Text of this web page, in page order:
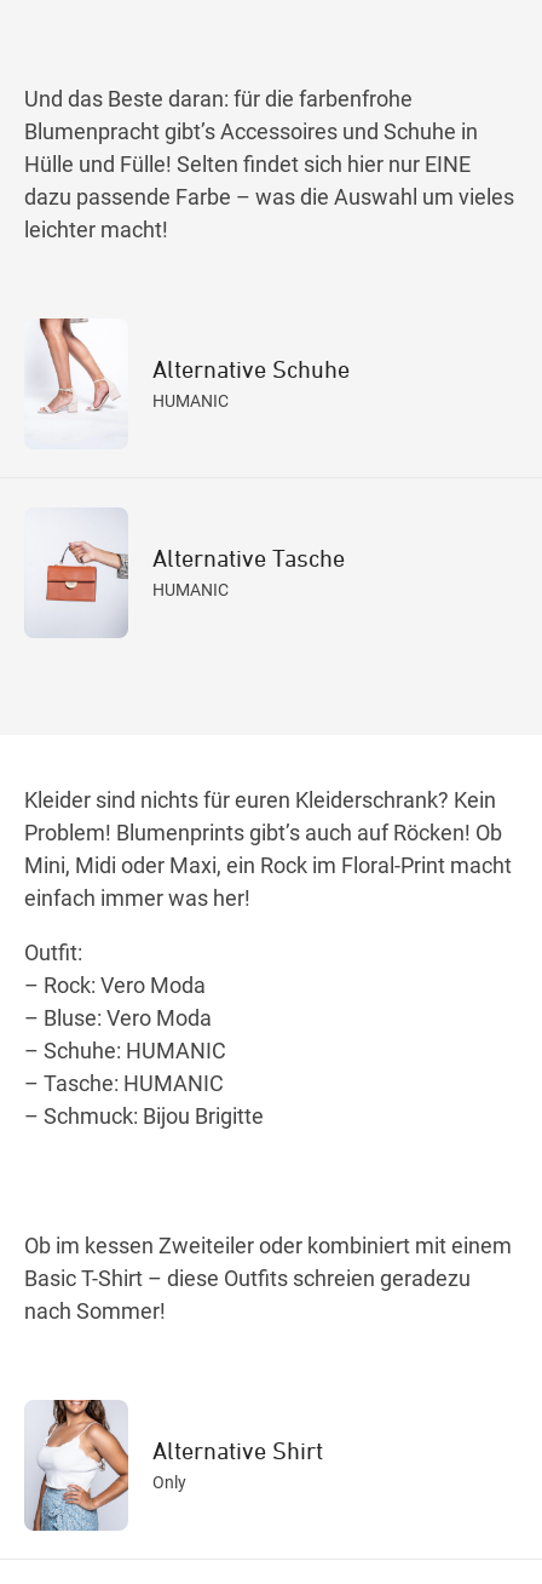
Und das Beste daran: für die farbenfrohe
Blumenpracht gibt’s Accessoires und Schuhe in
Hülle und Fülle! Selten findet sich hier nur EINE
dazu passende Farbe – was die Auswahl um vieles
leichter macht!
Alternative Schuhe
HUMANIC
Alternative Tasche
HUMANIC
Kleider sind nichts für euren Kleiderschrank? Kein
Problem! Blumenprints gibt’s auch auf Röcken! Ob
Mini, Midi oder Maxi, ein Rock im Floral-Print macht
einfach immer was her!
Outfit:
– Rock: Vero Moda
– Bluse: Vero Moda
– Schuhe: HUMANIC
– Tasche: HUMANIC
– Schmuck: Bijou Brigitte
Ob im kessen Zweiteiler oder kombiniert mit einem
Basic T-Shirt – diese Outfits schreien geradezu
nach Sommer!
Alternative Shirt
Only